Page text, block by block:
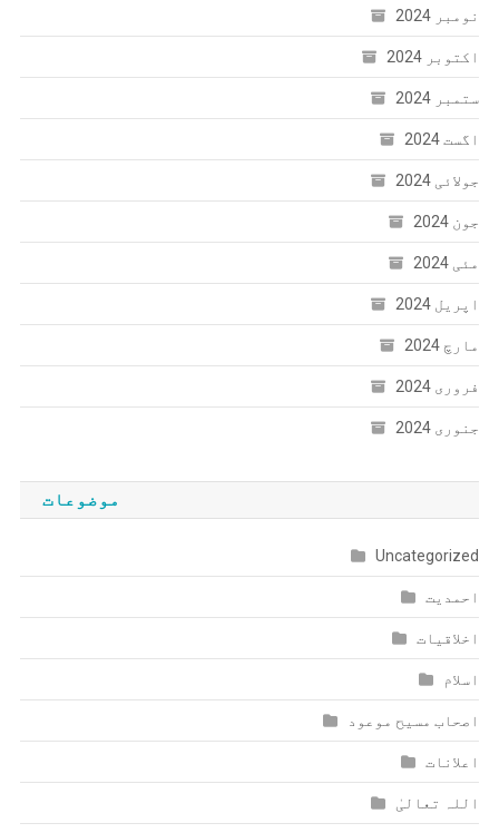
نومبر 2024
اکتوبر 2024
ستمبر 2024
اگست 2024
جولائی 2024
جون 2024
مئی 2024
اپریل 2024
مارچ 2024
فروری 2024
جنوری 2024
موضوعات
Uncategorized
احمدیت
اخلاقیات
اسلام
اصحاب مسیح موعود
اعلانات
اللہ تعالیٰ